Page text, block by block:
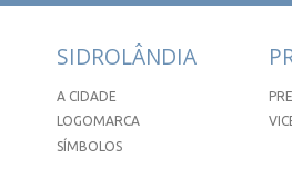
SIDROLÂNDIA
A CIDADE
LOGOMARCA
SÍMBOLOS